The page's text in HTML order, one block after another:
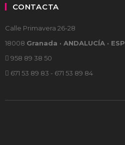
CONTACTA
Calle Primavera 26-28
18008 Granada · ANDALUCÍA · ESP
958 89 38 50
671 53 89 83 - 671 53 89 84